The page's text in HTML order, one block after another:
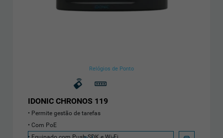
Relógios de Ponto
IDONIC CHRONOS 119
Permite gestão de tarefas
Com PoE